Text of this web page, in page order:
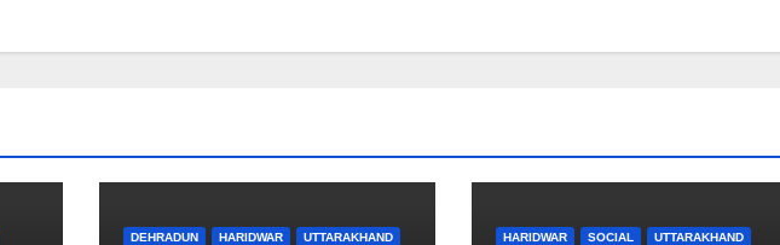
DEHRADUN HARIDWAR UTTARAKHAND HARIDWAR SOCIAL UTTARAKHAND